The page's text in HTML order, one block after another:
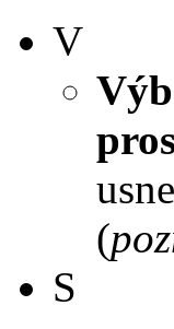
V
(
S